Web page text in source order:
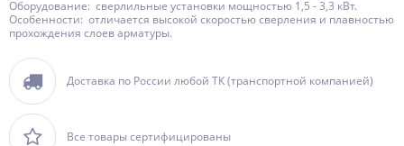
Оборудование: сверлильные установки мощностью 1,5 - 3,3 кВт.
Особенности: отличается высокой скоростью сверления и плавностью
прохождения слоев арматуры.
Доставка по России любой ТК (транспортной компанией)
Все товары сертифицированы